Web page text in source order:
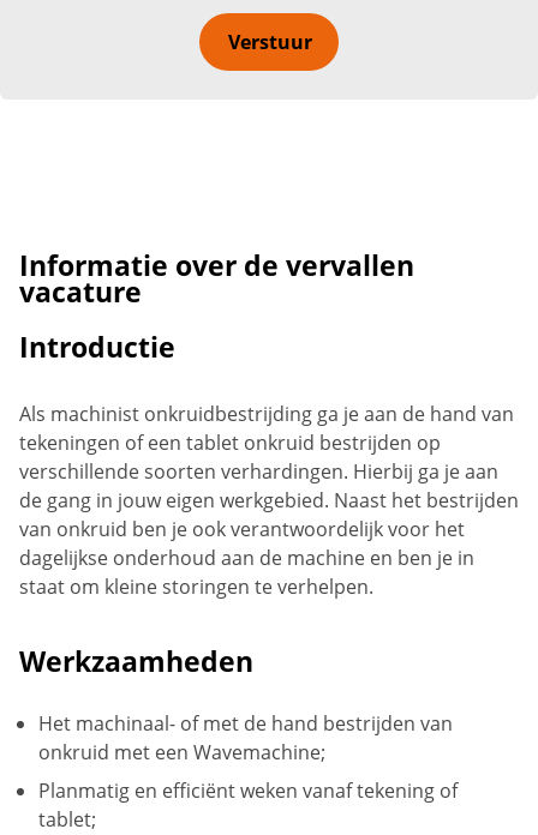
Verstuur
Informatie over de vervallen
vacature
Introductie
Als machinist onkruidbestrijding ga je aan de hand van
tekeningen of een tablet onkruid bestrijden op
verschillende soorten verhardingen. Hierbij ga je aan
de gang in jouw eigen werkgebied. Naast het bestrijden
van onkruid ben je ook verantwoordelijk voor het
dagelijkse onderhoud aan de machine en ben je in
staat om kleine storingen te verhelpen.
Werkzaamheden
Het machinaal- of met de hand bestrijden van
onkruid met een Wavemachine;
Planmatig en efficiënt weken vanaf tekening of
tablet;